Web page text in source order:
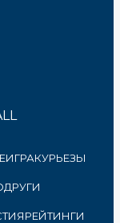
ИГРАКУРЬЕЗЫ
РЕЙТИНГИ